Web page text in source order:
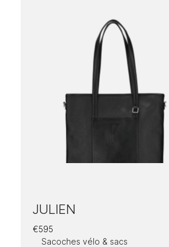
JULIEN
€595
Sacoches vélo & sacs